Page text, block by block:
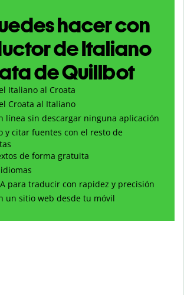
hacer con
de Italiano
de Quillbot
Italiano al Croata
Croata al Italiano
línea sin descargar ninguna aplicación
y citar fuentes con el resto de
de forma gratuita
para traducir con rapidez y precisión
un sitio web desde tu móvil